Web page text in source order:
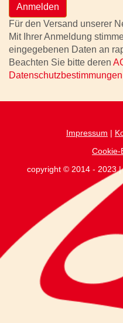
Anmelden
Für den Versand unserer
Mit Ihrer Anmeldung
eingegebenen Daten an
Beachten Sie bitte deren
Datenschutzbestimmungen
Impressum |
Cookie-
copyright © 2014 - 2023 |